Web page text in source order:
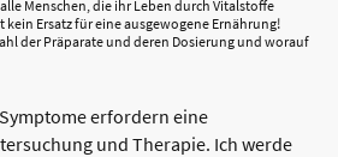
Menschen, die ihr Leben durch Vitalstoffe
Ersatz für eine ausgewogene Ernährung!
der Präparate und deren Dosierung und worauf
erfordern eine
und Therapie. Ich werde